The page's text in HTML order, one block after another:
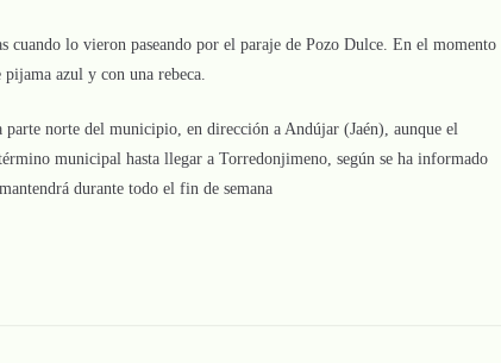
lo vieron paseando por el paraje de Pozo Dulce. En el momento
pijama azul y con una rebeca.
parte norte del municipio, en dirección a Andújar (Jaén), aunque el
municipal hasta llegar a Torredonjimeno, según se ha informado
durante todo el fin de semana